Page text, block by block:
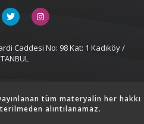
Caddesi No: 98 Kat: 1 Kadıköy /
tüm materyalin her hakkı
alıntılanamaz.